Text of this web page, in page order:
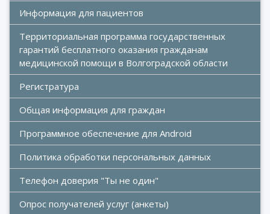
Информация для пациентов
Территориальная программа государственных
гарантий бесплатного оказания гражданам
медицинской помощи в Волгоградской области
Регистратура
Общая информация для граждан
Программное обеспечение для Android
Политика обработки персональных данных
Телефон доверия "Ты не один"
Опрос получателей услуг (анкеты)